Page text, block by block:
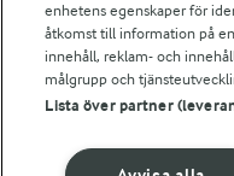
© 2026 Arla Foods
enhetens egenskaper för
åtkomst till information på
innehåll, reklam- och
målgrupp och
Lista över partner